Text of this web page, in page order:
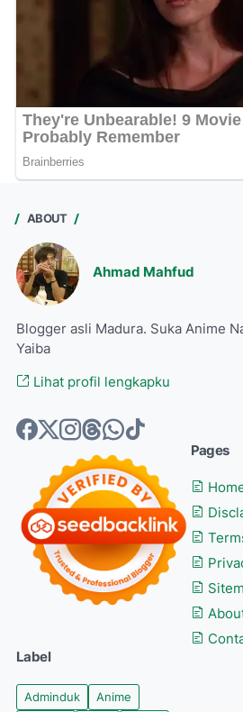
ABOUT
Ahmad Mahfud
Blogger asli Madura. Suka Anime
Yaiba
Lihat profil lengkapku
Pages
Label
Adminduk Anime